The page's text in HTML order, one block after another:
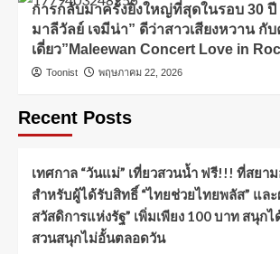
การกลับมาครั้งยิ่งใหญ่ที่สุดในรอบ 30
มาลีวัลย์ เจมีน่า” ดีว่าสาวเสียงหวาน กั
เดี่ยว”Maleewan Concert Love in
Toonist พฤษภาคม 22, 2026
Recent Posts
เทศกาล “วันแม่” เที่ยวสวนน้ำ ฟรี!!! ที่สยา
สำหรับผู้ได้รับสิทธิ์ “ไทยช่วยไทยพลัส” และ
สวัสดิการแห่งรัฐ” เพิ่มเพียง 100 บาท สนุก
สวนสนุกไม่อั้นตลอดวัน